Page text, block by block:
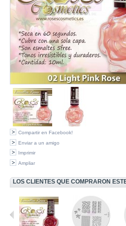
Compartir en Facebook!
Enviar a un amigo
Imprimir
Ampliar
LOS CLIENTES QUE COMPRARON